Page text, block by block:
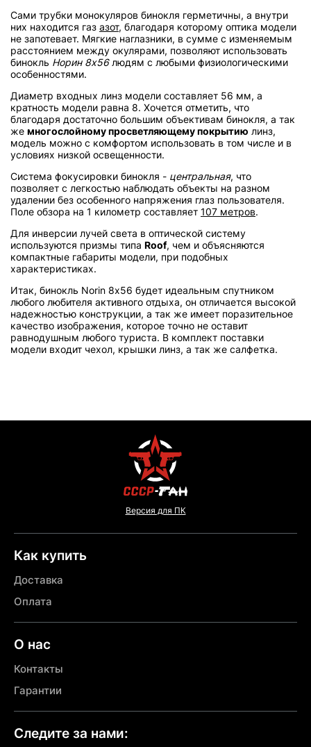
Сами трубки монокуляров бинокля герметичны, а внутри
них находится газ азот, благодаря которому оптика модели
не запотевает. Мягкие наглазники, в сумме с изменяемым
расстоянием между окулярами, позволяют использовать
бинокль Норин 8х56людям с любыми физиологическими
особенностями.
Диаметр входных линз модели составляет 56 мм, а
кратность модели равна 8. Хочется отметить, что
благодаря достаточно большим объективам бинокля, а так
же многослойному просветляющему покрытию линз,
модель можно с комфортом использовать в том числе и в
условиях низкой освещенности.
Система фокусировки бинокля - центральная, что
позволяет с легкостью наблюдать объекты на разном
удалении без особенного напряжения глаз пользователя.
Поле обзора на 1 километр составляет 107 метров.
Для инверсии лучей света в оптической систему
используются призмы типа Roof, чем и объясняются
компактные габариты модели, при подобных
характеристиках.
Итак, бинокль Norin 8х56 будет идеальным спутником
любого любителя активного отдыха, он отличается высокой
надежностью конструкции, а так же имеет поразительное
качество изображения, которое точно не оставит
равнодушным любого туриста. В комплект поставки
модели входит чехол, крышки линз, а так же салфетка.
Версия для ПК
Как купить
Доставка
Оплата
О нас
Контакты
Гарантии
Следите за нами: